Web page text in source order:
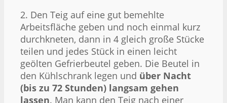
2. Den Teig auf eine gut bemehlte
Arbeitsfläche geben und noch einmal kurz
durchkneten, dann in 4 gleich große Stücke
teilen und jedes Stück in einen leicht
geölten Gefrierbeutel geben. Die Beutel in
den Kühlschrank legen und über Nacht
(bis zu 72 Stunden) langsam gehen
lassen. Man kann den Teig nach einer